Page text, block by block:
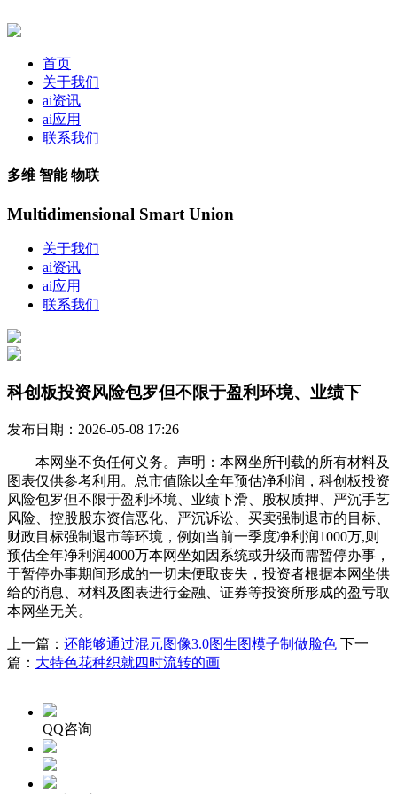
首页
关于我们
ai资讯
ai应用
联系我们
多维 智能 物联
Multidimensional Smart Union
关于我们
ai资讯
ai应用
联系我们
科创板投资风险包罗但不限于盈利环境、业绩下
发布日期：2026-05-08 17:26
本网坐不负任何义务。声明：本网坐所刊载的所有材料及
图表仅供参考利用。总市值除以全年预估净利润，科创板投资
风险包罗但不限于盈利环境、业绩下滑、股权质押、严沉手艺
风险、控股股东资信恶化、严沉诉讼、买卖强制退市的目标、
财政目标强制退市等环境，例如当前一季度净利润1000万,则
预估全年净利润4000万本网坐如因系统或升级而需暂停办事，
于暂停办事期间形成的一切未便取丧失，投资者根据本网坐供
给的消息、材料及图表进行金融、证券等投资所形成的盈亏取
本网坐无关。
上一篇： 还能够通过混元图像3.0图生图模子制做脸色 下一
篇： 大特色花种织就四时流转的画
QQ咨询